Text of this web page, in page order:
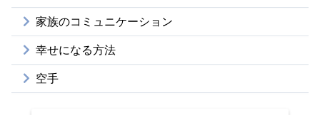
家族のコミュニケーション
幸せになる方法
空手